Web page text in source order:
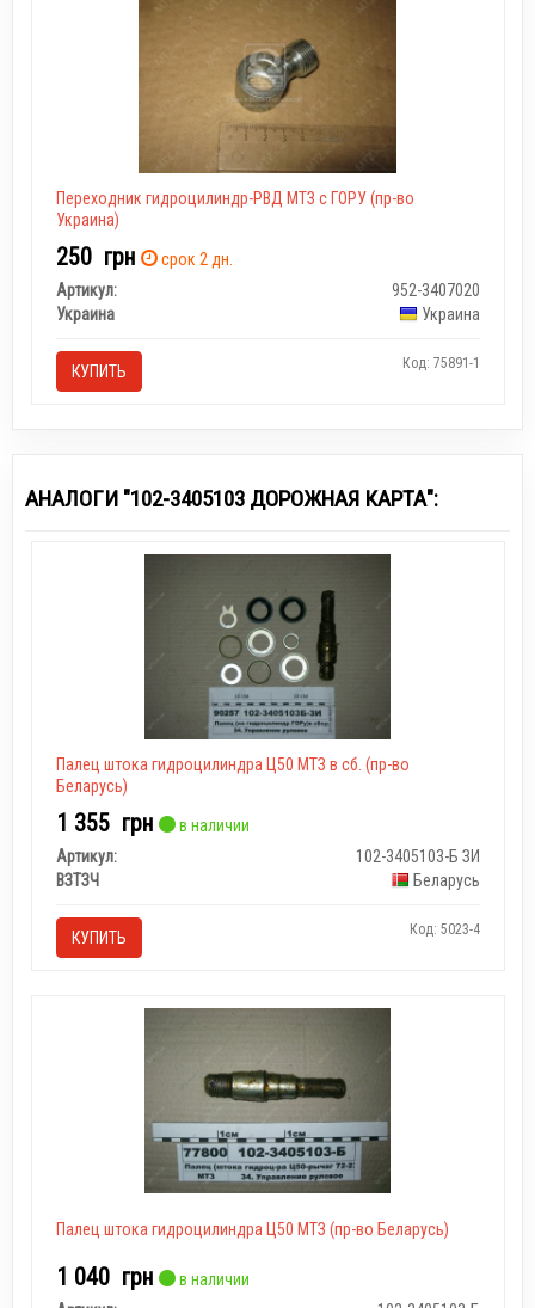
Переходник гидроцилиндр-РВД МТЗ с ГОРУ (пр-во
Украина)
250 грн
срок 2 дн.
Артикул:
952-3407020
Украина
Украина
КУПИТЬ Код: 75891-1
АНАЛОГИ "102-3405103 ДОРОЖНАЯ КАРТА":
Палец штока гидроцилиндра Ц50 МТЗ в сб. (пр-во
Беларусь)
1 355 грн
в наличии
Артикул:
102-3405103-Б ЗИ
ВЗТЗЧ
Беларусь
КУПИТЬ Код: 5023-4
Палец штока гидроцилиндра Ц50 МТЗ (пр-во Беларусь)
1 040 грн
в наличии